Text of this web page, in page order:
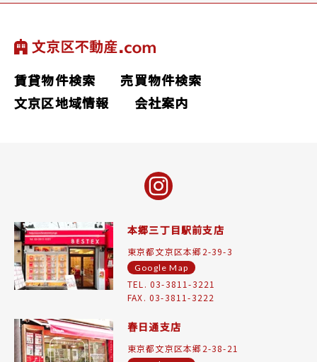
賃貸物件検索
売買物件検索
文京区地域情報
会社案内
本郷三丁目駅前支店
東京都文京区本郷2-39-3
Google Map
TEL. 03-3811-3221
FAX. 03-3811-3222
春日通支店
東京都文京区本郷2-38-21